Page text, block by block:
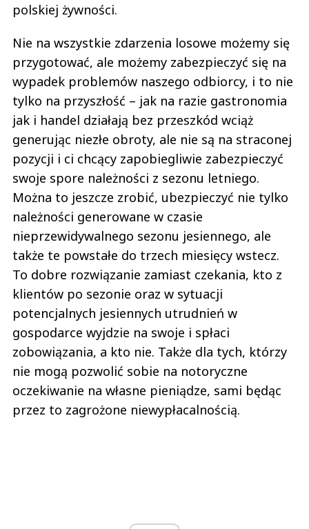
polskiej żywności.
Nie na wszystkie zdarzenia losowe możemy się
przygotować, ale możemy zabezpieczyć się na
wypadek problemów naszego odbiorcy, i to nie
tylko na przyszłość – jak na razie gastronomia
jak i handel działają bez przeszkód wciąż
generując niezłe obroty, ale nie są na straconej
pozycji i ci chcący zapobiegliwie zabezpieczyć
swoje spore należności z sezonu letniego.
Można to jeszcze zrobić, ubezpieczyć nie tylko
należności generowane w czasie
nieprzewidywalnego sezonu jesiennego, ale
także te powstałe do trzech miesięcy wstecz.
To dobre rozwiązanie zamiast czekania, kto z
klientów po sezonie oraz w sytuacji
potencjalnych jesiennych utrudnień w
gospodarce wyjdzie na swoje i spłaci
zobowiązania, a kto nie. Także dla tych, którzy
nie mogą pozwolić sobie na notoryczne
oczekiwanie na własne pieniądze, sami będąc
przez to zagrożone niewypłacalnością.